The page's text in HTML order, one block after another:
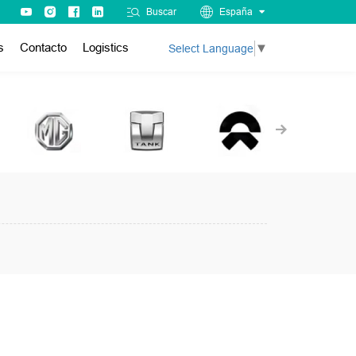
Buscar España
Contacto Logistics Select Language ▼